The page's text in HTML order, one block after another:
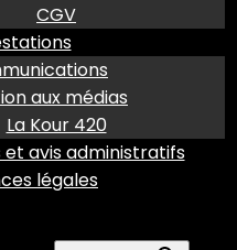
CGV
aux médias
La Kour 420
avis administratifs
légales